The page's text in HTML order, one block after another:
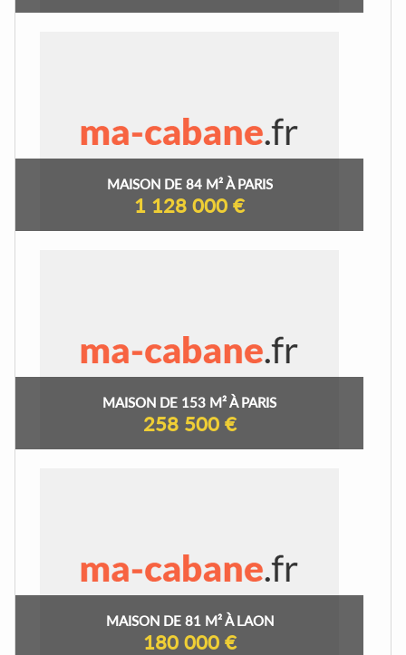
MAISON DE 84 M² À PARIS
1 128 000 €
MAISON DE 153 M² À PARIS
258 500 €
MAISON DE 81 M² À LAON
180 000 €